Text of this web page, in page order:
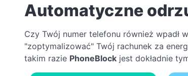
Automatyczne
Czy Twój numer telefonu również wpadł
"zoptymalizować" Twój rachunek za
takim razie PhoneBlock jest dokładnie